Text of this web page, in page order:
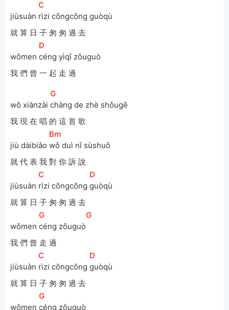
jiùsuàn
[
C
rìzi cōngcōng guòqù
就 算 日 子 匆 匆 過 去
wǒmen
[D
céng yìqǐ zǒuguò
我 們 曾 一 起 走 過
wǒ xiànzài
[
G
chàng de zhè shǒugē
我 現 在 唱 的 這 首 歌
jiù dàibiǎo
[Bm
wǒ duì nǐ sùshuō
就 代 表 我 對 你 訴 說
jiùsuàn
[
C
rìzi cōngcōng
[D
guòqù
就 算 日 子 匆 匆 過 去
wǒmen
[
G
céng zǒuguò
[
G
我 們 曾 走 過
jiùsuàn
[
C
rìzi cōngcōng
[D
guòqù
就 算 日 子 匆 匆 過 去
wǒmen
[
G
céng zǒuguò